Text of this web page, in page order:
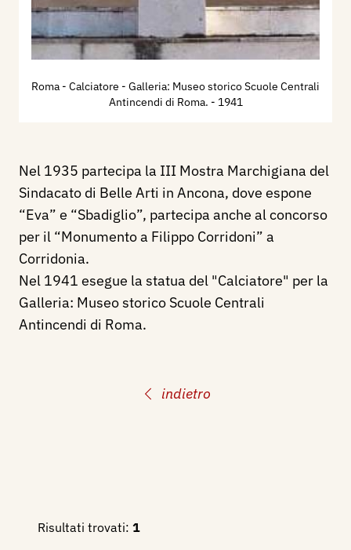
indietro
Roma - Calciatore - Galleria: Museo storico Scuole Centrali
Antincendi di Roma. - 1941
Nel 1935 partecipa la III Mostra Marchigiana del
Sindacato di Belle Arti in Ancona, dove espone
“Eva” e “Sbadiglio”, partecipa anche al concorso
per il “Monumento a Filippo Corridoni” a
Corridonia.
Nel 1941 esegue la statua del "Calciatore" per la
Galleria: Museo storico Scuole Centrali
Antincendi di Roma.
Risultati trovati: 1